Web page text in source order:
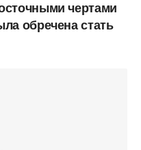
чертами
обречена стать